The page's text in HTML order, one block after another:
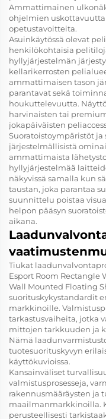
Ammattimainen
ohjelmien
opetustavoitteita.
Asuinkäytössä olevat
henkilökohtaisia
hyllyjärjestelmän
kellarikerrosten
ammattimaisen tason
parantavat sekä
houkuttelevuutta.
harvinaisten tai
jokapäiväisten
Suoratoistoympäristöt
järjestelmällisistä
ammattimaista
hyllyjärjestelmää
näkyvissä samalla kun
taustan, joka parantaa
suunnittelu poistaa
helpon pääsyn
aikana.
Tiukat
Esport Room Rectangle
Wall Mounted Floating
suorituskykystandardit
markkinoille.
tarkastusvaiheita, jotka
mittojen tarkkuuden ja
Nämä
tuotesuorituskyvyn
käyttökuvioissa.
Kansainväliset
valmistusprosesseja,
rakennusmääräysten ja
maailmanmarkkinoilla.
perusteellisesti